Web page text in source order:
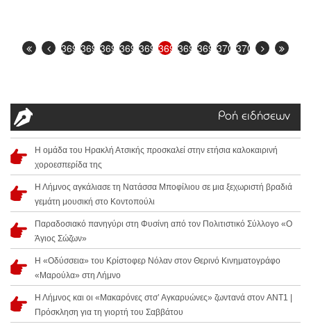
3692369336943695369636973698369937003701
Ροή ειδήσεων
Η ομάδα του Ηρακλή Ατσικής προσκαλεί στην ετήσια καλοκαιρινή
χοροεσπερίδα της
Η Λήμνος αγκάλιασε τη Νατάσσα Μποφίλιου σε μια ξεχωριστή βραδιά
γεμάτη μουσική στο Κοντοπούλι
Παραδοσιακό πανηγύρι στη Φυσίνη από τον Πολιτιστικό Σύλλογο «Ο
Άγιος Σώζων»
Η «Οδύσσεια» του Κρίστοφερ Νόλαν στον Θερινό Κινηματογράφο
«Μαρούλα» στη Λήμνο
Η Λήμνος και οι «Μακαρόνες στσ’ Αγκαρυώνες» ζωντανά στον ANT1 |
Πρόσκληση για τη γιορτή του Σαββάτου